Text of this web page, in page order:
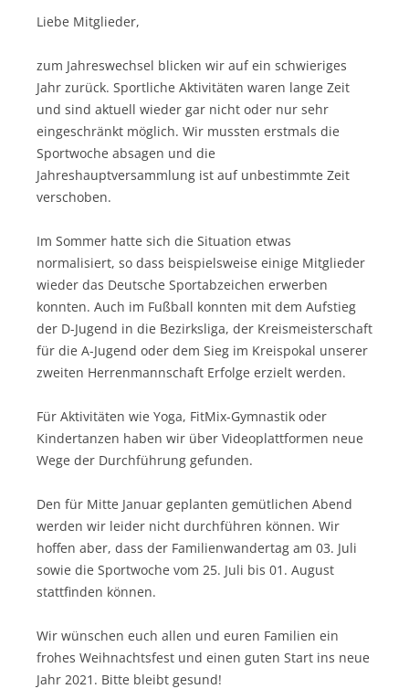
Liebe Mitglieder,
zum Jahreswechsel blicken wir auf ein schwieriges
Jahr zurück. Sportliche Aktivitäten waren lange Zeit
und sind aktuell wieder gar nicht oder nur sehr
eingeschränkt möglich. Wir mussten erstmals die
Sportwoche absagen und die
Jahreshauptversammlung ist auf unbestimmte Zeit
verschoben.
Im Sommer hatte sich die Situation etwas
normalisiert, so dass beispielsweise einige Mitglieder
wieder das Deutsche Sportabzeichen erwerben
konnten. Auch im Fußball konnten mit dem Aufstieg
der D-Jugend in die Bezirksliga, der Kreismeisterschaft
für die A-Jugend oder dem Sieg im Kreispokal unserer
zweiten Herrenmannschaft Erfolge erzielt werden.
Für Aktivitäten wie Yoga, FitMix-Gymnastik oder
Kindertanzen haben wir über Videoplattformen neue
Wege der Durchführung gefunden.
Den für Mitte Januar geplanten gemütlichen Abend
werden wir leider nicht durchführen können. Wir
hoffen aber, dass der Familienwandertag am 03. Juli
sowie die Sportwoche vom 25. Juli bis 01. August
stattfinden können.
Wir wünschen euch allen und euren Familien ein
frohes Weihnachtsfest und einen guten Start ins neue
Jahr 2021. Bitte bleibt gesund!